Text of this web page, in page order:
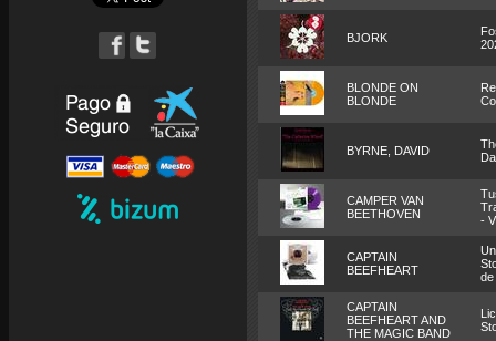
BJORK
BLONDE ON
BLONDE
BYRNE, DAVID
CAMPER VAN
BEETHOVEN
-
CAPTAIN
BEEFHEART
de
CAPTAIN
BEEFHEART AND
THE MAGIC BAND